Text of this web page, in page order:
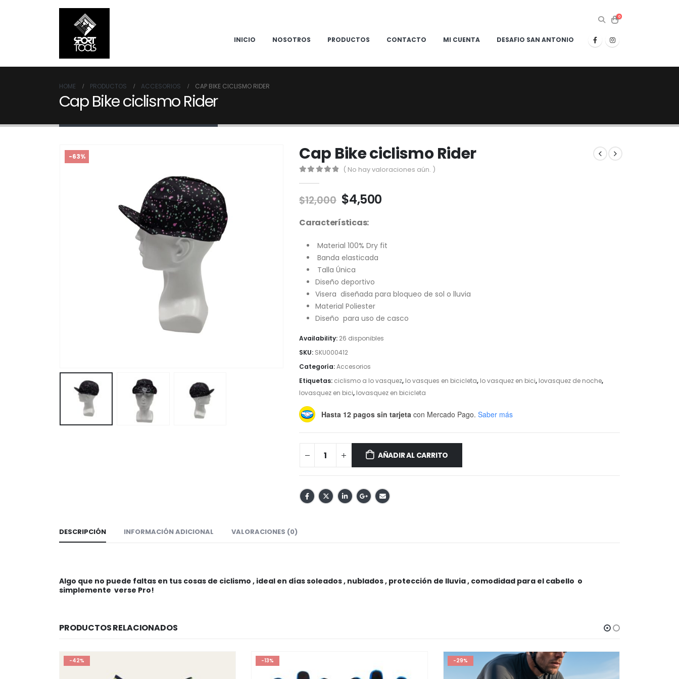
0
INICIO NOSOTROS PRODUCTOS CONTACTO MI CUENTA DESAFIO SAN ANTONIO
HOME PRODUCTOS ACCESORIOS CAP BIKE CICLISMO RIDER
Cap Bike ciclismo Rider
-63% Cap Bike ciclismo Rider
( No hay valoraciones aún. )
$12,000 El
precio
original
$12,000.
$4,500El
$4,500.
Características:
Material 100% Dry fit
Banda elasticada
Talla Única
Diseño deportivo
Visera diseñada para bloqueo de sol o lluvia
Material Poliester
Diseño para uso de casco
Availability: 26 disponibles
SKU: SKU000412
Categoría:Accesorios
Etiquetas: ciclismo a lo vasquez, lo vasques en bicicleta, lo vasquez en bici, lovasquez de noche,
lovasquez en bici, lovasquez en bicicleta
Hasta 12 pagos sin tarjeta con Mercado Pago. Saber más
AÑADIR AL CARRITO
DESCRIPCIÓN INFORMACIÓN ADICIONAL VALORACIONES (0)
Algo que no puede faltas en tus cosas de ciclismo , ideal en días soleados , nublados , protección de lluvia , comodidad para el cabello o
simplemente verse Pro!
PRODUCTOS RELACIONADOS
-42% -13% -29%